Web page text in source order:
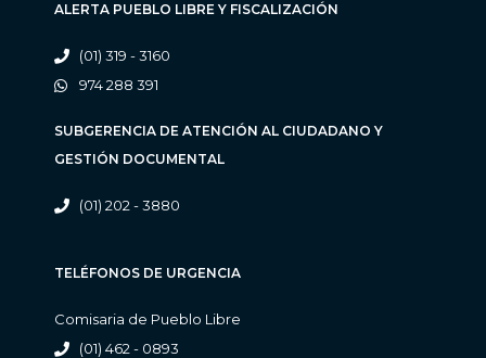
ALERTA PUEBLO LIBRE Y FISCALIZACIÓN
(01) 319 - 3160
974 288 391
SUBGERENCIA DE ATENCIÓN AL CIUDADANO Y
GESTIÓN DOCUMENTAL
(01) 202 - 3880
TELÉFONOS DE URGENCIA
Comisaria de Pueblo Libre
(01) 462 - 0893